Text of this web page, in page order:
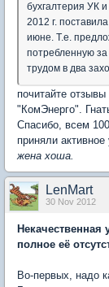
бухгалтерия УК
2012 г.
июне. Т.е.
потребленную
трудом в два
почитайте
"КомЭнерго".
Спасибо, всем
приняли
жена хоша.
LenMart
30 Nov 2012
полное её
Во-первых, надо